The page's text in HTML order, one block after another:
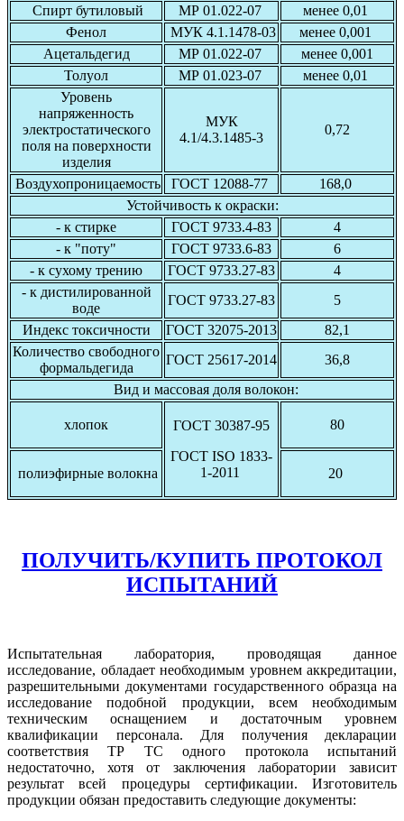
Спирт бутиловый
МР 01.022-07
менее 0,01
Фенол
МУК 4.1.1478-03
менее 0,001
Ацетальдегид
МР 01.022-07
менее 0,001
Толуол
МР 01.023-07
менее 0,01
Уровень
напряженность
электростатического
поля на поверхности
изделия
МУК
4.1/4.3.1485-3
0,72
Воздухопроницаемость ГОСТ 12088-77
168,0
Устойчивость к окраски:
- к стирке
ГОСТ 9733.4-83
4
- к "поту"
ГОСТ 9733.6-83
6
- к сухому трению
ГОСТ 9733.27-83
4
- к дистилированной
воде
ГОСТ 9733.27-83
5
Индекс токсичности
ГОСТ 32075-2013
82,1
Количество свободного
формальдегида
ГОСТ 25617-2014
36,8
Вид и массовая доля волокон:
хлопок
ГОСТ 30387-95
ГОСТ ISO 1833-
1-2011
80
полиэфирные волокна 20
ПОЛУЧИТЬ/КУПИТЬ ПРОТОКОЛ
ИСПЫТАНИЙ
Испытательная лаборатория, проводящая данное
исследование, обладает необходимым уровнем аккредитации,
разрешительными документами государственного образца на
исследование подобной продукции, всем необходимым
техническим оснащением и достаточным уровнем
квалификации персонала. Для получения декларации
соответствия ТР ТС одного протокола испытаний
недостаточно, хотя от заключения лаборатории зависит
результат всей процедуры сертификации. Изготовитель
продукции обязан предоставить следующие документы: